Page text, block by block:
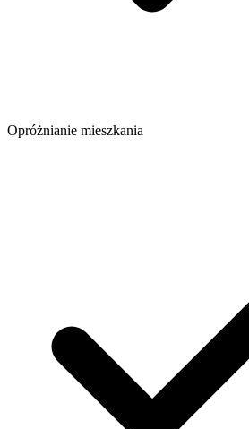
Opróżnianie mieszkania